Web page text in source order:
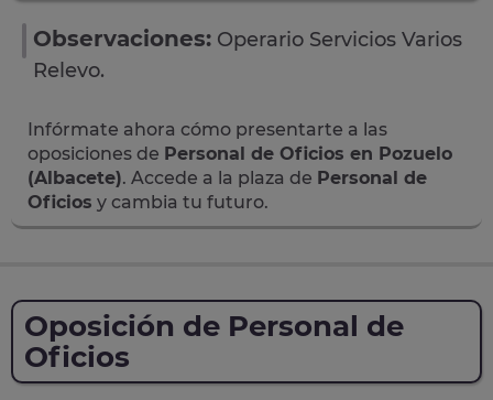
Observaciones: Operario Servicios Varios
Relevo.
Infórmate ahora cómo presentarte a las
oposiciones de Personal de Oficios en Pozuelo
(Albacete). Accede a la plaza de Personal de
Oficios y cambia tu futuro.
Oposición de Personal de
Oficios